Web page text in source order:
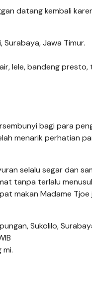
datang kembali
Surabaya, Jawa Timur.
lele, bandeng presto,
bagi para
menarik perhatian
selalu segar dan
tanpa terlalu
makan Madame
Sukolilo,